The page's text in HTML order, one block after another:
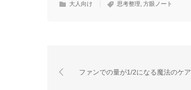
大人向け 思考整理, 方眼ノート
ファンでの量が1/2になる魔法のケア